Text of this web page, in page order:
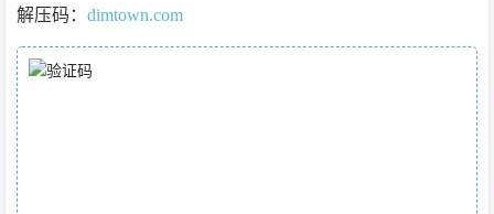
解压码： dimtown.com